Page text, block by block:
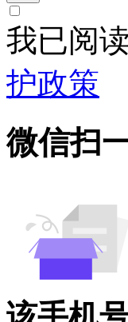
我已阅
护政策
微信扫